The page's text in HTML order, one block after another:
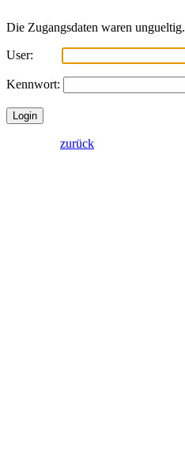
Die Zugangsdaten waren ungueltig.
User:
Kennwort:
zurück